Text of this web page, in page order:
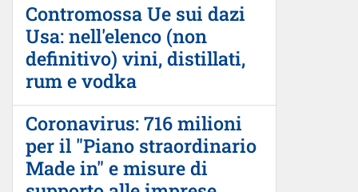
Contromossa Ue sui dazi
Usa: nell'elenco (non
definitivo) vini, distillati,
rum e vodka
Coronavirus: 716 milioni
per il "Piano straordinario
Made in" e misure di